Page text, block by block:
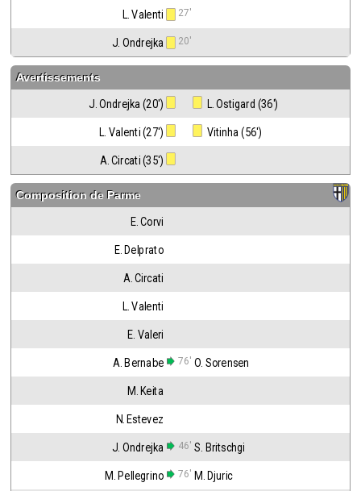
L. Valenti 27'
J. Ondrejka 20'
Avertissements
J. Ondrejka (20') L. Ostigard (36')
L. Valenti (27') Vitinha (56')
A. Circati (35')
Composition de Parme
E. Corvi
E. Delprato
A. Circati
L. Valenti
E. Valeri
A. Bernabe 76' O. Sorensen
M. Keita
N. Estevez
J. Ondrejka 46' S. Britschgi
M. Pellegrino 76' M. Djuric